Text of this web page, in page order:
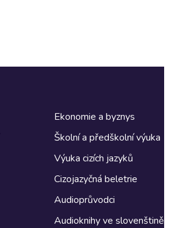
Ekonomie a byznys
Školní a předškolní výuka
Výuka cizích jazyků
Cizojazyčná beletrie
Audioprůvodci
Audioknihy ve slovenštině